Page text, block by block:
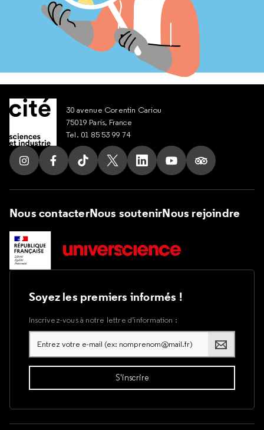
30 avenue Corentin Cariou
75019 Paris, France
Tel. 01 85 53 99 74
Suivez nous sur Instagram
Suivez nous sur Facebook
Suivez nous sur Tik Tok
Suivez nous sur X
Suivez nous sur LinkedIn
Suivez nous sur
Suivez nous
Nous contacterNous soutenirNous rejoindre
Soyez les premiers informés !
Inscrivez-vous à notre lettre d’information :